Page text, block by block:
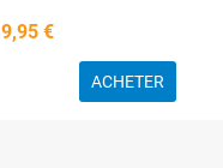
9,95 €
ACHETER